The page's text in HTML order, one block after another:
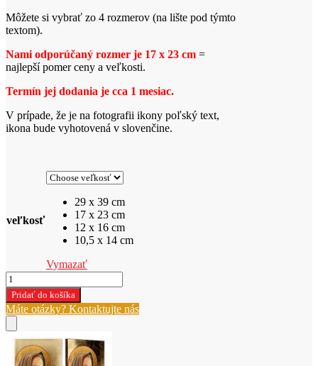
Môžete si vybrať zo 4 rozmerov (na lište pod týmto
textom).
Nami odporúčaný rozmer je 17 x 23 cm =
najlepší pomer ceny a veľkosti.
Termín jej dodania je cca 1 mesiac.
V prípade, že je na fotografii ikony poľský text,
ikona bude vyhotovená v slovenčine.
veľkosť
29 x 39 cm
17 x 23 cm
12 x 16 cm
10,5 x 14 cm
Vymazať
množstvo
IKONA
PÁTER
PIO
(3631)
Pridať do košíka
Máte otázky? Kontaktujte nás